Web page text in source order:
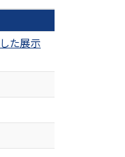
た展示